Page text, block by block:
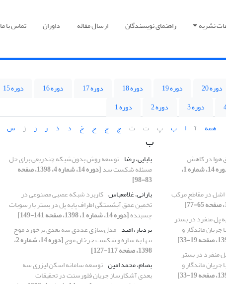
نشریه راهنمای نویسندگان ارسال مقاله داوران تماس با ما
دوره 20 دوره 19 دوره 18 دوره 17 دوره 16 دوره 15
دوره 3 دوره 2
دوره 1
همه
آ ا ب پ ت ث ج چ ح خ د ذ ر ز ژ س
هوا در کاهش
[دوره 14، شماره 1،
در مقاطع مرکب
پل منفرد در بستر
ماندگار و
منفرد در بستر
ماندگار و
ب
بابایی، رضا توسعه روش بدون‌شبکه چندربعی برای حل
مسئله شکست سد [دوره 14، شماره 4، 1398، صفحه
83-98]
بارانی، غلامعباس کاربرد شبکه عصبی مصنوعی در
تخمین عمق آبشستگی اطراف پایه پل در بستر با رسوبات
چسبنده[دوره 14، شماره 1، 1398، صفحه 141-149]
بردبار، امید مدل‌سازی عددی سه بعدی برخورد موج
تنها به سازه و شکست چرخان موج [دوره 14، شماره 2،
1398، صفحه 117-127]
بصام، محمد امین توسعه سامانه اسکن لیزری سه
بعدی آشکارساز جریان فلورسنت در تحقیقات